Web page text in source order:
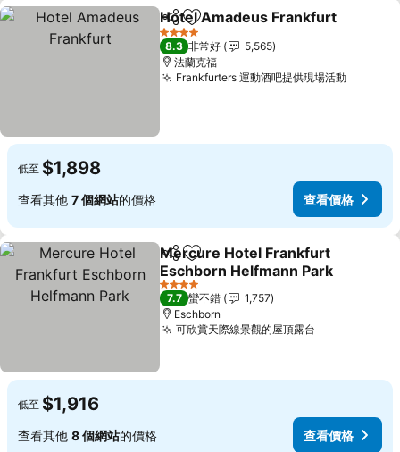
分享 加入我的最愛
Hotel Amadeus Frankfurt
4 星級
8.3 非常好
5,565
法蘭克福
Frankfurters 運動酒吧提供現場活動
低至 $1,898
查看其他 7 個網站的價格 查看價格
分享 加入我的最愛
Mercure Hotel Frankfurt
Eschborn Helfmann Park
4 星級
7.7 蠻不錯
1,757
Eschborn
可欣賞天際線景觀的屋頂露台
低至 $1,916
查看其他 8 個網站的價格 查看價格